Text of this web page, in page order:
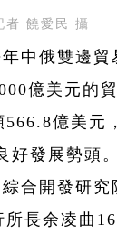
者 饒愛民 攝
中俄雙邊貿
億美元的
億美元
好發展勢頭。
合開發研究
長余凌曲